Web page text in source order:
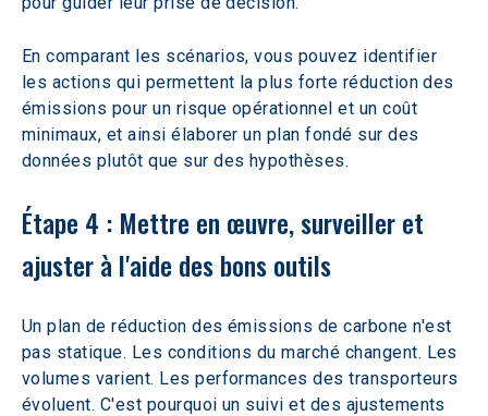
En comparant les scénarios, vous pouvez identifier
les actions qui permettent la plus forte réduction des
émissions pour un risque opérationnel et un coût
minimaux, et ainsi élaborer un plan fondé sur des
données plutôt que sur des hypothèses.
Étape 4 : Mettre en œuvre, surveiller et
ajuster à l'aide des bons outils
Un plan de réduction des émissions de carbone n'est
pas statique. Les conditions du marché changent. Les
volumes varient. Les performances des transporteurs
évoluent. C'est pourquoi un suivi et des ajustements